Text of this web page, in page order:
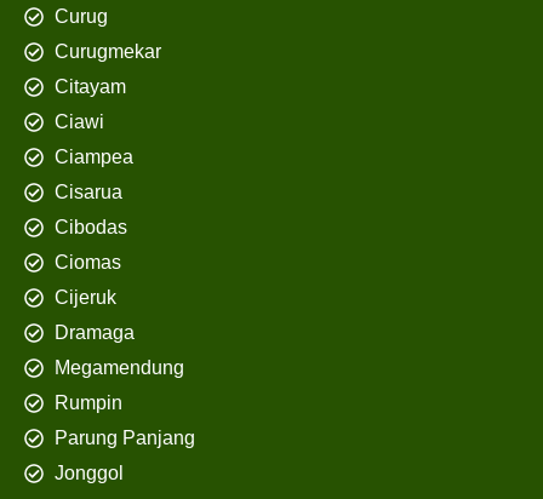
Curug
Curugmekar
Citayam
Ciawi
Ciampea
Cisarua
Cibodas
Ciomas
Cijeruk
Dramaga
Megamendung
Rumpin
Parung Panjang
Jonggol